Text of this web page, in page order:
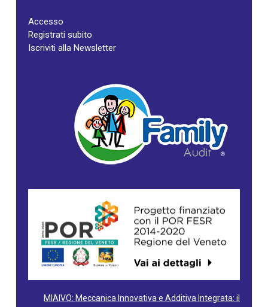
Accesso
Registrati subito
Iscriviti alla Newsletter
MIAIVO: Meccanica Innovativa e Additiva Integrata: il